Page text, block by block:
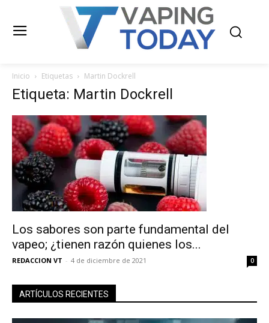
Inicio Etiquetas Martin Dockrell
Etiqueta: Martin Dockrell
Los sabores son parte fundamental del
vapeo; ¿tienen razón quienes los...
REDACCION VT - 4 de diciembre de 2021 0
ARTÍCULOS RECIENTES